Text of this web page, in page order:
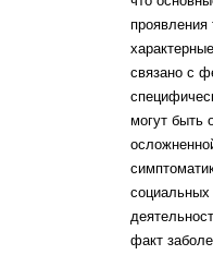
проявления
связано с
могут быть
социальных
факт